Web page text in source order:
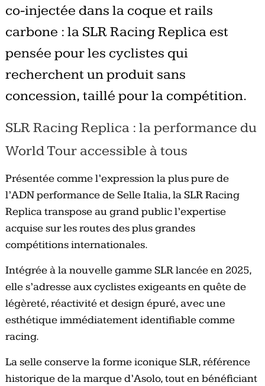
co-injectée dans la coque et rails
carbone : la SLR Racing Replica est
pensée pour les cyclistes qui
recherchent un produit sans
concession, taillé pour la compétition.
SLR Racing Replica : la performance du
World Tour accessible à tous
Présentée comme l’expression la plus pure de
l’ADN performance de Selle Italia, la SLR Racing
Replica transpose au grand public l’expertise
acquise sur les routes des plus grandes
compétitions internationales.
Intégrée à la nouvelle gamme SLR lancée en 2025,
elle s’adresse aux cyclistes exigeants en quête de
légèreté, réactivité et design épuré, avec une
esthétique immédiatement identifiable comme
racing.
La selle conserve la forme iconique SLR, référence
historique de la marque d’Asolo, tout en bénéficiant